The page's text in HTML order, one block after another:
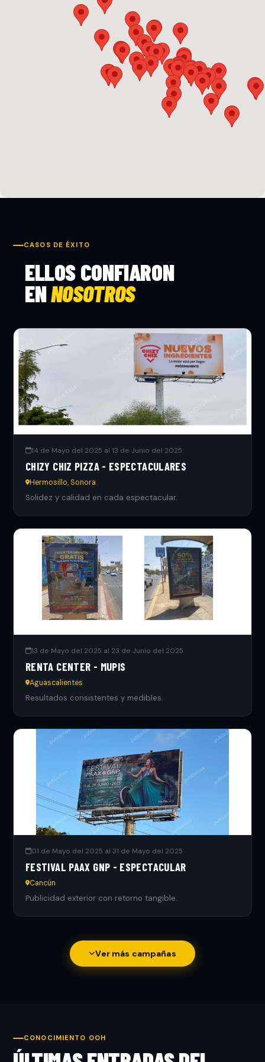
CASOS DE ÉXITO
ELLOS CONFIARON
ENNOSOTROS
14 de Mayo del 2025 al 13 de Junio del 2025
CHIZY CHIZ PIZZA - ESPECTACULARES
Hermosillo, Sonora
Solidez y calidad en cada espectacular.
13 de Mayo del 2025 al 23 de Junio del 2025
RENTA CENTER - MUPIS
Aguascalientes
Resultados consistentes y medibles.
01 de Mayo del 2025 al 31 de Mayo del 2025
FESTIVAL PAAX GNP - ESPECTACULAR
Cancún
Publicidad exterior con retorno tangible.
Ver más campañas
CONOCIMIENTO OOH